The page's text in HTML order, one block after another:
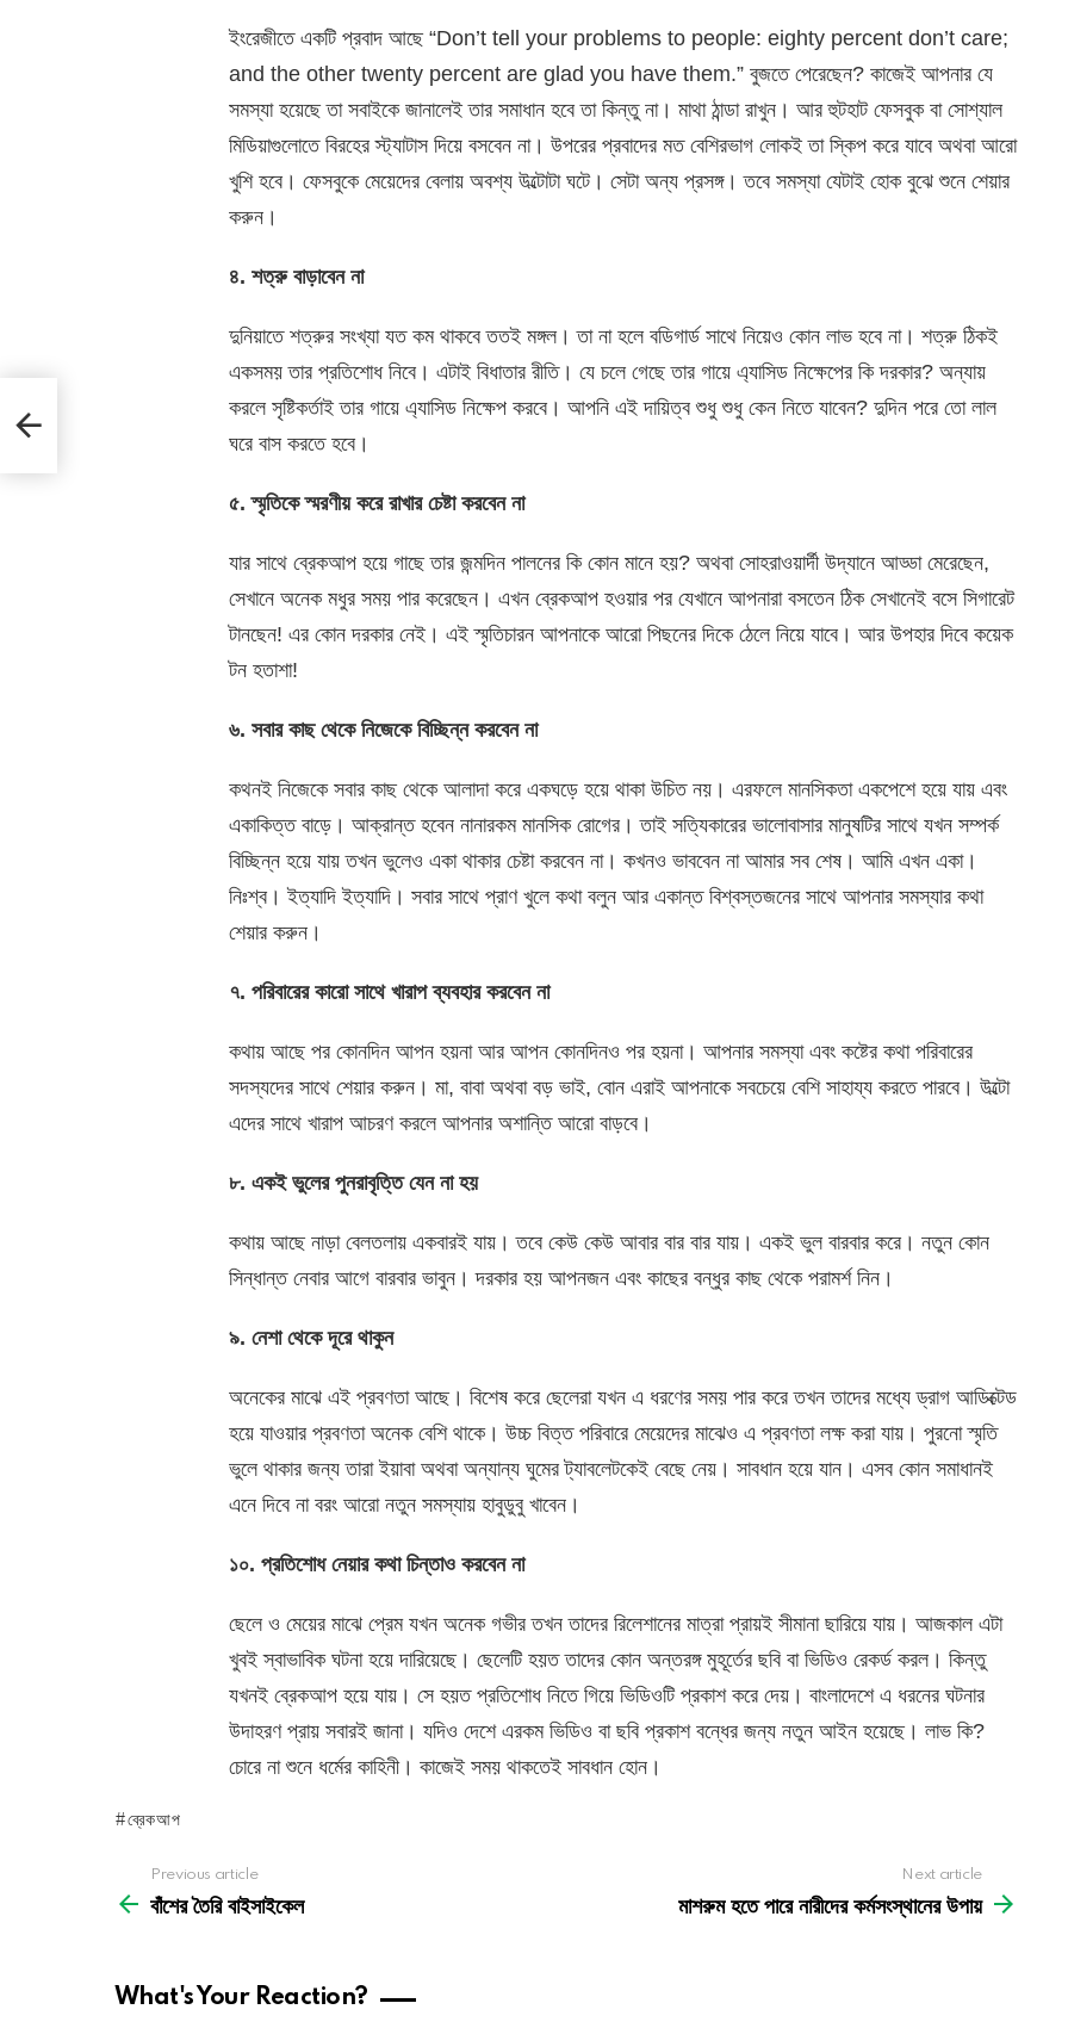
ইংরেজীতে একটি প্রবাদ আছে “Don’t tell your problems to people: eighty percent don’t care;
and the other twenty percent are glad you have them.” বুজতে পেরেছেন? কাজেই আপনার যে
সমস্যা হয়েছে তা সবাইকে জানালেই তার সমাধান হবে তা কিন্তু না। মাথা ঠান্ডা রাখুন। আর হুটহাট ফেসবুক বা সোশ্যাল
মিডিয়াগুলোতে বিরহের স্ট্যাটাস দিয়ে বসবেন না। উপরের প্রবাদের মত বেশিরভাগ লোকই তা স্কিপ করে যাবে অথবা আরো
খুশি হবে। ফেসবুকে মেয়েদের বেলায় অবশ্য উল্টোটা ঘটে। সেটা অন্য প্রসঙ্গ। তবে সমস্যা যেটাই হোক বুঝে শুনে শেয়ার
করুন।
৪. শত্রু বাড়াবেন না
দুনিয়াতে শত্রুর সংখ্যা যত কম থাকবে ততই মঙ্গল। তা না হলে বডিগার্ড সাথে নিয়েও কোন লাভ হবে না। শত্রু ঠিকই
একসময় তার প্রতিশোধ নিবে। এটাই বিধাতার রীতি। যে চলে গেছে তার গায়ে এ্যাসিড নিক্ষেপের কি দরকার? অন্যায়
করলে সৃষ্টিকর্তাই তার গায়ে এ্যাসিড নিক্ষেপ করবে। আপনি এই দায়িত্ব শুধু শুধু কেন নিতে যাবেন? দুদিন পরে তো লাল
ঘরে বাস করতে হবে।
৫. স্মৃতিকে স্মরণীয় করে রাখার চেষ্টা করবেন না
যার সাথে ব্রেকআপ হয়ে গাছে তার জন্মদিন পালনের কি কোন মানে হয়? অথবা সোহরাওয়ার্দী উদ্যানে আড্ডা মেরেছেন,
সেখানে অনেক মধুর সময় পার করেছেন। এখন ব্রেকআপ হওয়ার পর যেখানে আপনারা বসতেন ঠিক সেখানেই বসে সিগারেট
টানছেন! এর কোন দরকার নেই। এই স্মৃতিচারন আপনাকে আরো পিছনের দিকে ঠেলে নিয়ে যাবে। আর উপহার দিবে কয়েক
টন হতাশা!
৬. সবার কাছ থেকে নিজেকে বিচ্ছিন্ন করবেন না
কথনই নিজেকে সবার কাছ থেকে আলাদা করে একঘড়ে হয়ে থাকা উচিত নয়। এরফলে মানসিকতা একপেশে হয়ে যায় এবং
একাকিত্ত বাড়ে। আক্রান্ত হবেন নানারকম মানসিক রোগের। তাই সত্যিকারের ভালোবাসার মানুষটির সাথে যখন সম্পর্ক
বিচ্ছিন্ন হয়ে যায় তখন ভুলেও একা থাকার চেষ্টা করবেন না। কখনও ভাববেন না আমার সব শেষ। আমি এখন একা।
নিঃশ্ব। ইত্যাদি ইত্যাদি। সবার সাথে প্রাণ খুলে কথা বলুন আর একান্ত বিশ্বস্তজনের সাথে আপনার সমস্যার কথা
শেয়ার করুন।
৭. পরিবারের কারো সাথে খারাপ ব্যবহার করবেন না
কথায় আছে পর কোনদিন আপন হয়না আর আপন কোনদিনও পর হয়না। আপনার সমস্যা এবং কষ্টের কথা পরিবারের
সদস্যদের সাথে শেয়ার করুন। মা, বাবা অথবা বড় ভাই, বোন এরাই আপনাকে সবচেয়ে বেশি সাহায্য করতে পারবে। উল্টো
এদের সাথে খারাপ আচরণ করলে আপনার অশান্তি আরো বাড়বে।
৮. একই ভুলের পুনরাবৃত্তি যেন না হয়
কথায় আছে নাড়া বেলতলায় একবারই যায়। তবে কেউ কেউ আবার বার বার যায়। একই ভুল বারবার করে। নতুন কোন
সিন্ধান্ত নেবার আগে বারবার ভাবুন। দরকার হয় আপনজন এবং কাছের বন্ধুর কাছ থেকে পরামর্শ নিন।
৯. নেশা থেকে দূরে থাকুন
অনেকের মাঝে এই প্রবণতা আছে। বিশেষ করে ছেলেরা যখন এ ধরণের সময় পার করে তখন তাদের মধ্যে ড্রাগ আডিক্টেড
হয়ে যাওয়ার প্রবণতা অনেক বেশি থাকে। উচ্চ বিত্ত পরিবারে মেয়েদের মাঝেও এ প্রবণতা লক্ষ করা যায়। পুরনো স্মৃতি
ভুলে থাকার জন্য তারা ইয়াবা অথবা অন্যান্য ঘুমের ট্যাবলেটকেই বেছে নেয়। সাবধান হয়ে যান। এসব কোন সমাধানই
এনে দিবে না বরং আরো নতুন সমস্যায় হাবুডুবু খাবেন।
১০. প্রতিশোধ নেয়ার কথা চিন্তাও করবেন না
ছেলে ও মেয়ের মাঝে প্রেম যখন অনেক গভীর তখন তাদের রিলেশানের মাত্রা প্রায়ই সীমানা ছারিয়ে যায়। আজকাল এটা
খুবই স্বাভাবিক ঘটনা হয়ে দারিয়েছে। ছেলেটি হয়ত তাদের কোন অন্তরঙ্গ মুহূর্তের ছবি বা ভিডিও রেকর্ড করল। কিন্তু
যখনই ব্রেকআপ হয়ে যায়। সে হয়ত প্রতিশোধ নিতে গিয়ে ভিডিওটি প্রকাশ করে দেয়। বাংলাদেশে এ ধরনের ঘটনার
উদাহরণ প্রায় সবারই জানা। যদিও দেশে এরকম ভিডিও বা ছবি প্রকাশ বন্ধের জন্য নতুন আইন হয়েছে। লাভ কি?
চোরে না শুনে ধর্মের কাহিনী। কাজেই সময় থাকতেই সাবধান হোন।
ব্রেকআপ
more
Previous article
বাঁশের তৈরি বাইসাইকেল
Next article
মাশরুম হতে পারে নারীদের কর্মসংস্থানের উপায়
What's Your Reaction?